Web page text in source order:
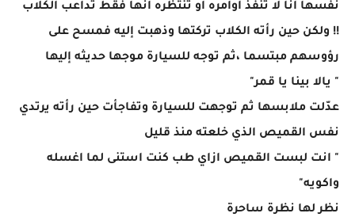
نفسها انا لا تنفذ أوامره او تنتظره انها فقط تداعب الكلاب
!! ولكن حين رأته الكلاب تركتها وذهبت إليه فمسح على
رؤوسهم مبتسما ،ثم توجه للسيارة موجها حديثه إليها
" يالا بينا يا قمر"
عدّلت ملابسها ثم توجهت للسيارة وتفاجأت حين رأته يرتدي
نفس القميص الذي خلعته منذ قليل
" انت لبست القميص ازاي طب كنت استنى لما اغسله
واكويه"
نظر لها نظرة ساحرة